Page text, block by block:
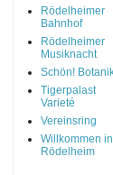
Rödelheimer
Bahnhof
Rödelheimer
Musiknacht
Schön!
Tigerpalast
Varieté
Vereinsring
Willkommen in
Rödelheim